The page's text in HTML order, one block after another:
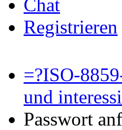
Chat
Registrieren
=?ISO-
und
Passwort